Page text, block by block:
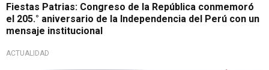
Fiestas Patrias: Congreso de la República conmemoró
el 205.° aniversario de la Independencia del Perú con un
mensaje institucional
ACTUALIDAD